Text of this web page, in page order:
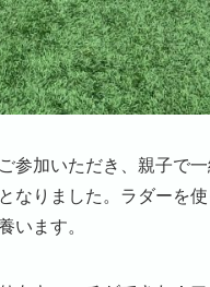
参加いただき、親子で
なりました。ラダーを
ます。